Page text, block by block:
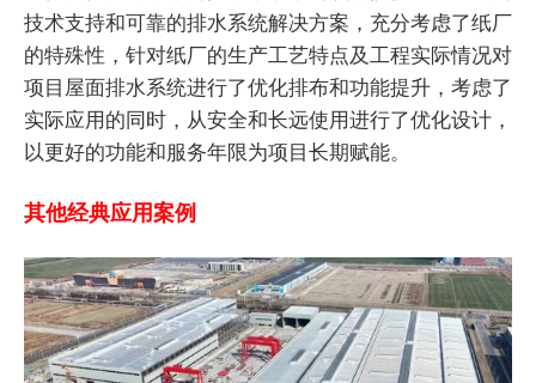
技术支持和可靠的排水系统解决方案，充分考虑了纸厂
的特殊性，针对纸厂的生产工艺特点及工程实际情况对
项目屋面排水系统进行了优化排布和功能提升，考虑了
实际应用的同时，从安全和长远使用进行了优化设计，
以更好的功能和服务年限为项目长期赋能。
其他经典应用案例